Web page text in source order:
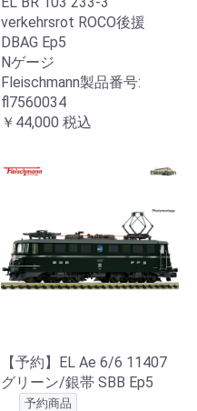
verkehrsrot ROCO後援
DBAG Ep5
Nゲージ
Fleischmann製品番号:
fl7560034
￥44,000 税込
【予約】EL Ae 6/6 11407
グリーン/銀帯 SBB Ep5
予約商品